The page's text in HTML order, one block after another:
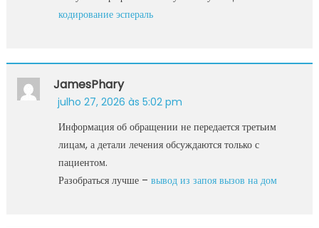
кодирование эспераль
JamesPhary
julho 27, 2026 às 5:02 pm
Информация об обращении не передается третьим
лицам, а детали лечения обсуждаются только с
пациентом.
Разобраться лучше – вывод из запоя вызов на дом